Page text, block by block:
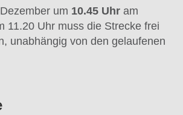
um 10.45 Uhram
11.20 Uhr muss die Strecke frei
unabhängig von den gelaufenen